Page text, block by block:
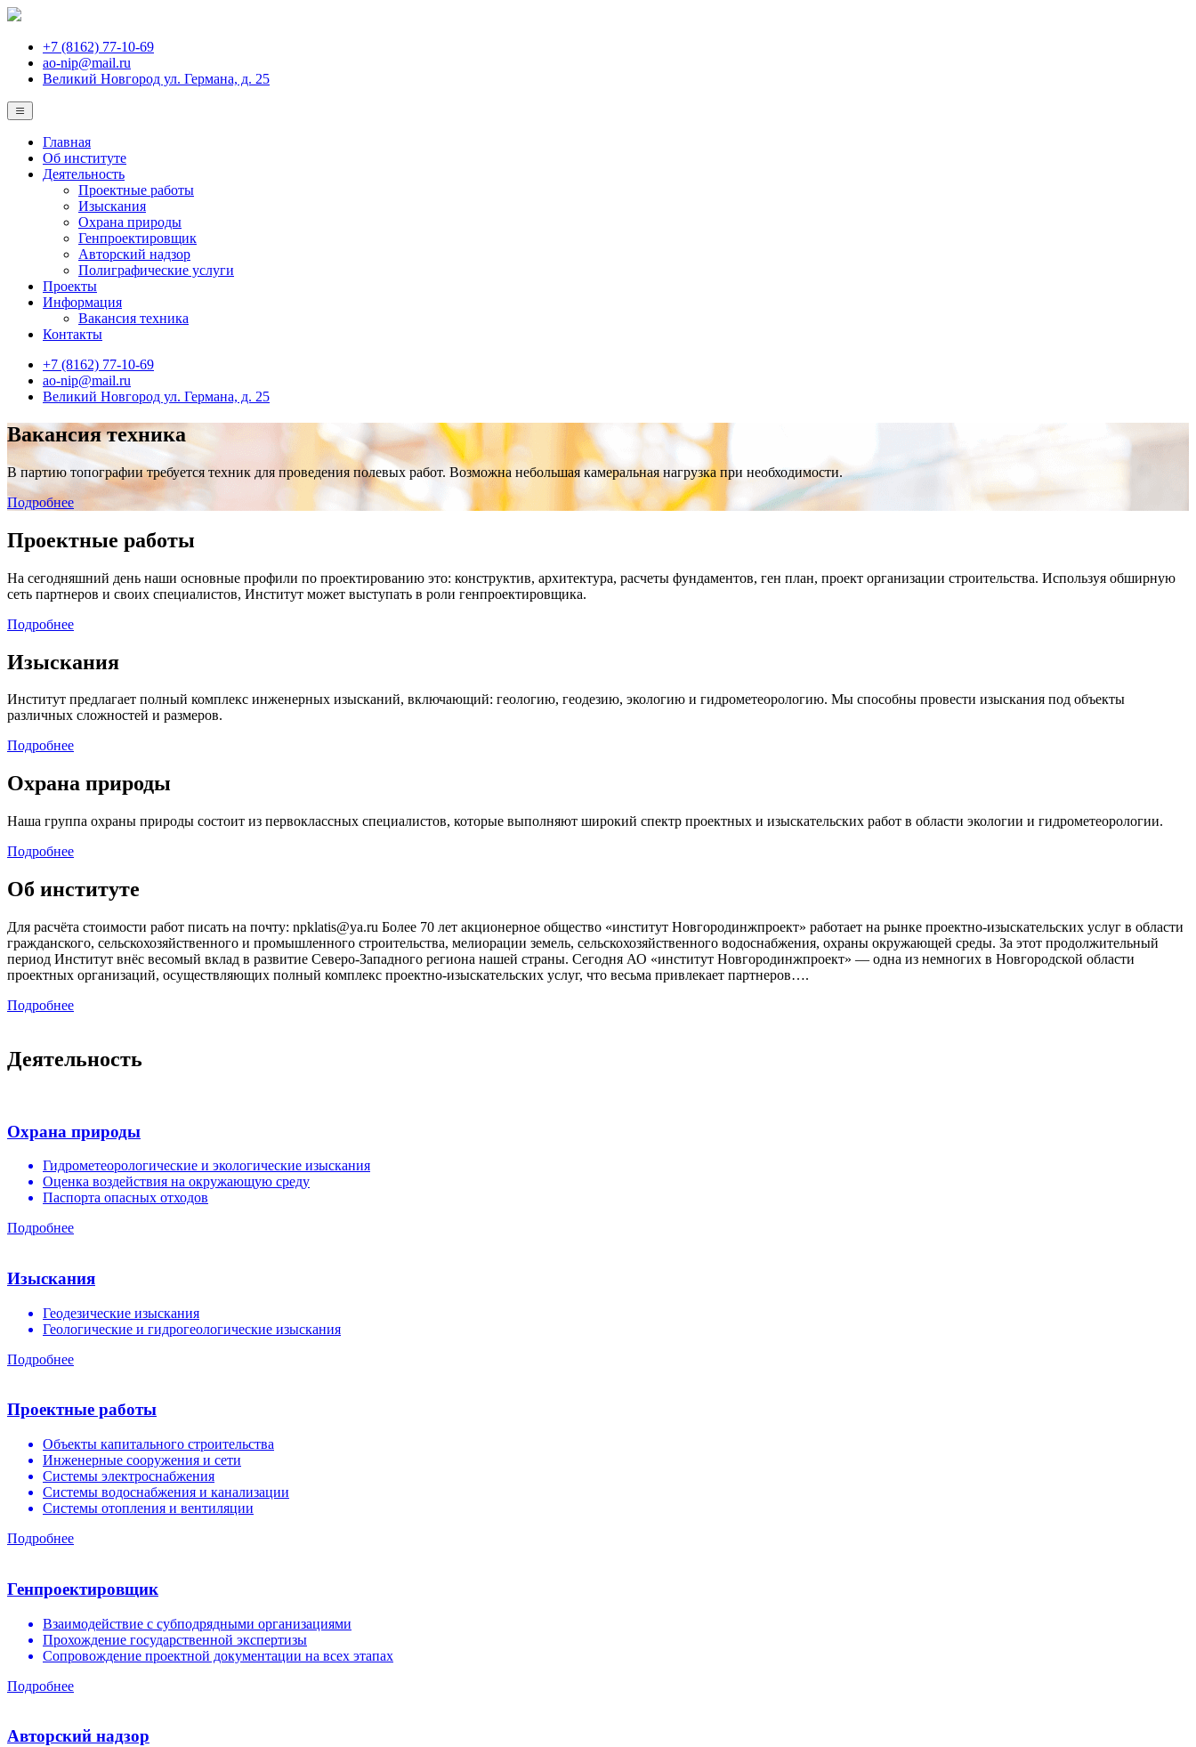
+7 (8162) 77-10-69
ao-nip@mail.ru
Великий Новгород ул. Германа, д. 25
Главная
Об институте
Деятельность
Проектные работы
Изыскания
Охрана природы
Генпроектировщик
Авторский надзор
Полиграфические услуги
Проекты
Информация
Вакансия техника
Контакты
+7 (8162) 77-10-69
ao-nip@mail.ru
Великий Новгород ул. Германа, д. 25
Вакансия техника
В партию топографии требуется техник для проведения полевых работ. Возможна небольшая камеральная нагрузка при необходимости.
Подробнее
Проектные работы
На сегодняшний день наши основные профили по проектированию это: конструктив, архитектура, расчеты фундаментов, ген план, проект организации строительства. Используя обширную
сеть партнеров и своих специалистов, Институт может выступать в роли генпроектировщика.
Подробнее
Изыскания
Институт предлагает полный комплекс инженерных изысканий, включающий: геологию, геодезию, экологию и гидрометеорологию. Мы способны провести изыскания под объекты
различных сложностей и размеров.
Подробнее
Охрана природы
Наша группа охраны природы состоит из первоклассных специалистов, которые выполняют широкий спектр проектных и изыскательских работ в области экологии и гидрометеорологии.
Подробнее
Об институте
Для расчёта стоимости работ писать на почту: npklatis@ya.ru Более 70 лет акционерное общество «институт Новгородинжпроект» работает на рынке проектно-изыскательских услуг в области
гражданского, сельскохозяйственного и промышленного строительства, мелиорации земель, сельскохозяйственного водоснабжения, охраны окружающей среды. За этот продолжительный
период Институт внёс весомый вклад в развитие Северо-Западного региона нашей страны. Сегодня АО «институт Новгородинжпроект» — одна из немногих в Новгородской области
проектных организаций, осуществляющих полный комплекс проектно-изыскательских услуг, что весьма привлекает партнеров….
Подробнее
Деятельность
Охрана природы
Гидрометеорологические и экологические изыскания
Оценка воздействия на окружающую среду
Паспорта опасных отходов
Подробнее
Изыскания
Геодезические изыскания
Геологические и гидрогеологические изыскания
Подробнее
Проектные работы
Объекты капитального строительства
Инженерные сооружения и сети
Системы электроснабжения
Системы водоснабжения и канализации
Системы отопления и вентиляции
Подробнее
Генпроектировщик
Взаимодействие с субподрядными организациями
Прохождение государственной экспертизы
Сопровождение проектной документации на всех этапах
Подробнее
Авторский надзор